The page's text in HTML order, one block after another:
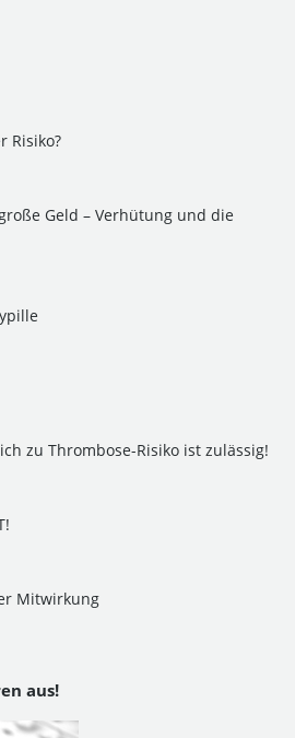
Risiko?
Geld – Verhütung und die
zu Thrombose-Risiko ist zulässig!
Mitwirkung
aus!